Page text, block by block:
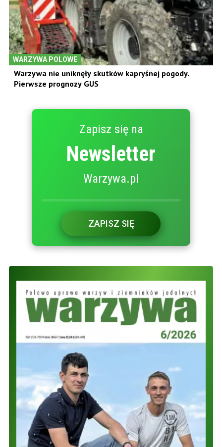
WARZYWA POLOWE
Warzywa nie uniknęły skutków kapryśnej pogody.
Pierwsze prognozy GUS
Zapisz się na
Newsletter
Warzywa.pl
ZAPISZ SIĘ